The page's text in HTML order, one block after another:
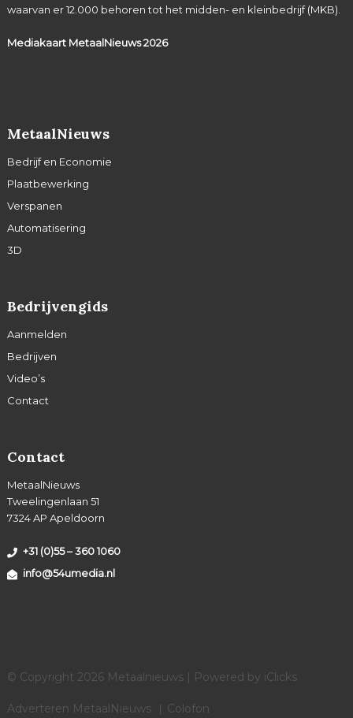
waarvan er 12.000 behoren tot het midden- en kleinbedrijf (MKB).
Mediakaart MetaalNieuws2026
MetaalNieuws
Bedrijf en Economie
Plaatbewerking
Verspanen
Automatisering
3D
Bedrijvengids
Aanmelden
Bedrijven
Video’s
Contact
Contact
MetaalNieuws
Tweelingenlaan 51
7324 AP Apeldoorn
+31 (0)55 – 360 1060
info@54umedia.nl
© Copyright 2026 Metaalnieuws | Powered by iClicks
Adverteren MetaalNieuws Colofon